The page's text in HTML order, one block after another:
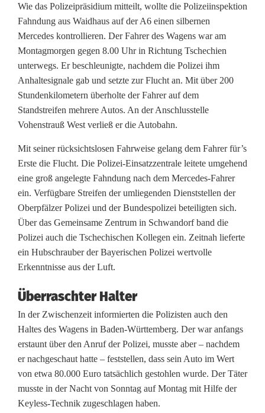
i
n
i
m
m
t
A
u
t
o
d
i
e
b
f
e
s
t
Wie das Polizeipräsidium mitteilt, wollte die Polizeiinspektion
Fahndung aus Waidhaus auf der A6 einen silbernen
Mercedes kontrollieren. Der Fahrer des Wagens war am
Montagmorgen gegen 8.00 Uhr in Richtung Tschechien
unterwegs. Er beschleunigte, nachdem die Polizei ihm
Anhaltesignale gab und setzte zur Flucht an. Mit über 200
Stundenkilometern überholte der Fahrer auf dem
Standstreifen mehrere Autos. An der Anschlusstelle
Vohenstrauß West verließ er die Autobahn.
Mit seiner rücksichtslosen Fahrweise gelang dem Fahrer für’s
Erste die Flucht. Die Polizei-Einsatzzentrale leitete umgehend
eine groß angelegte Fahndung nach dem Mercedes-Fahrer
ein. Verfügbare Streifen der umliegenden Dienststellen der
Oberpfälzer Polizei und der Bundespolizei beteiligten sich.
Über das Gemeinsame Zentrum in Schwandorf band die
Polizei auch die Tschechischen Kollegen ein. Zeitnah lieferte
ein Hubschrauber der Bayerischen Polizei wertvolle
Erkenntnisse aus der Luft.
Überraschter Halter
In der Zwischenzeit informierten die Polizisten auch den
Haltes des Wagens in Baden-Württemberg. Der war anfangs
erstaunt über den Anruf der Polizei, musste aber – nachdem
er nachgeschaut hatte – feststellen, dass sein Auto im Wert
von etwa 80.000 Euro tatsächlich gestohlen wurde. Der Täter
musste in der Nacht von Sonntag auf Montag mit Hilfe der
Keyless-Technik zugeschlagen haben.